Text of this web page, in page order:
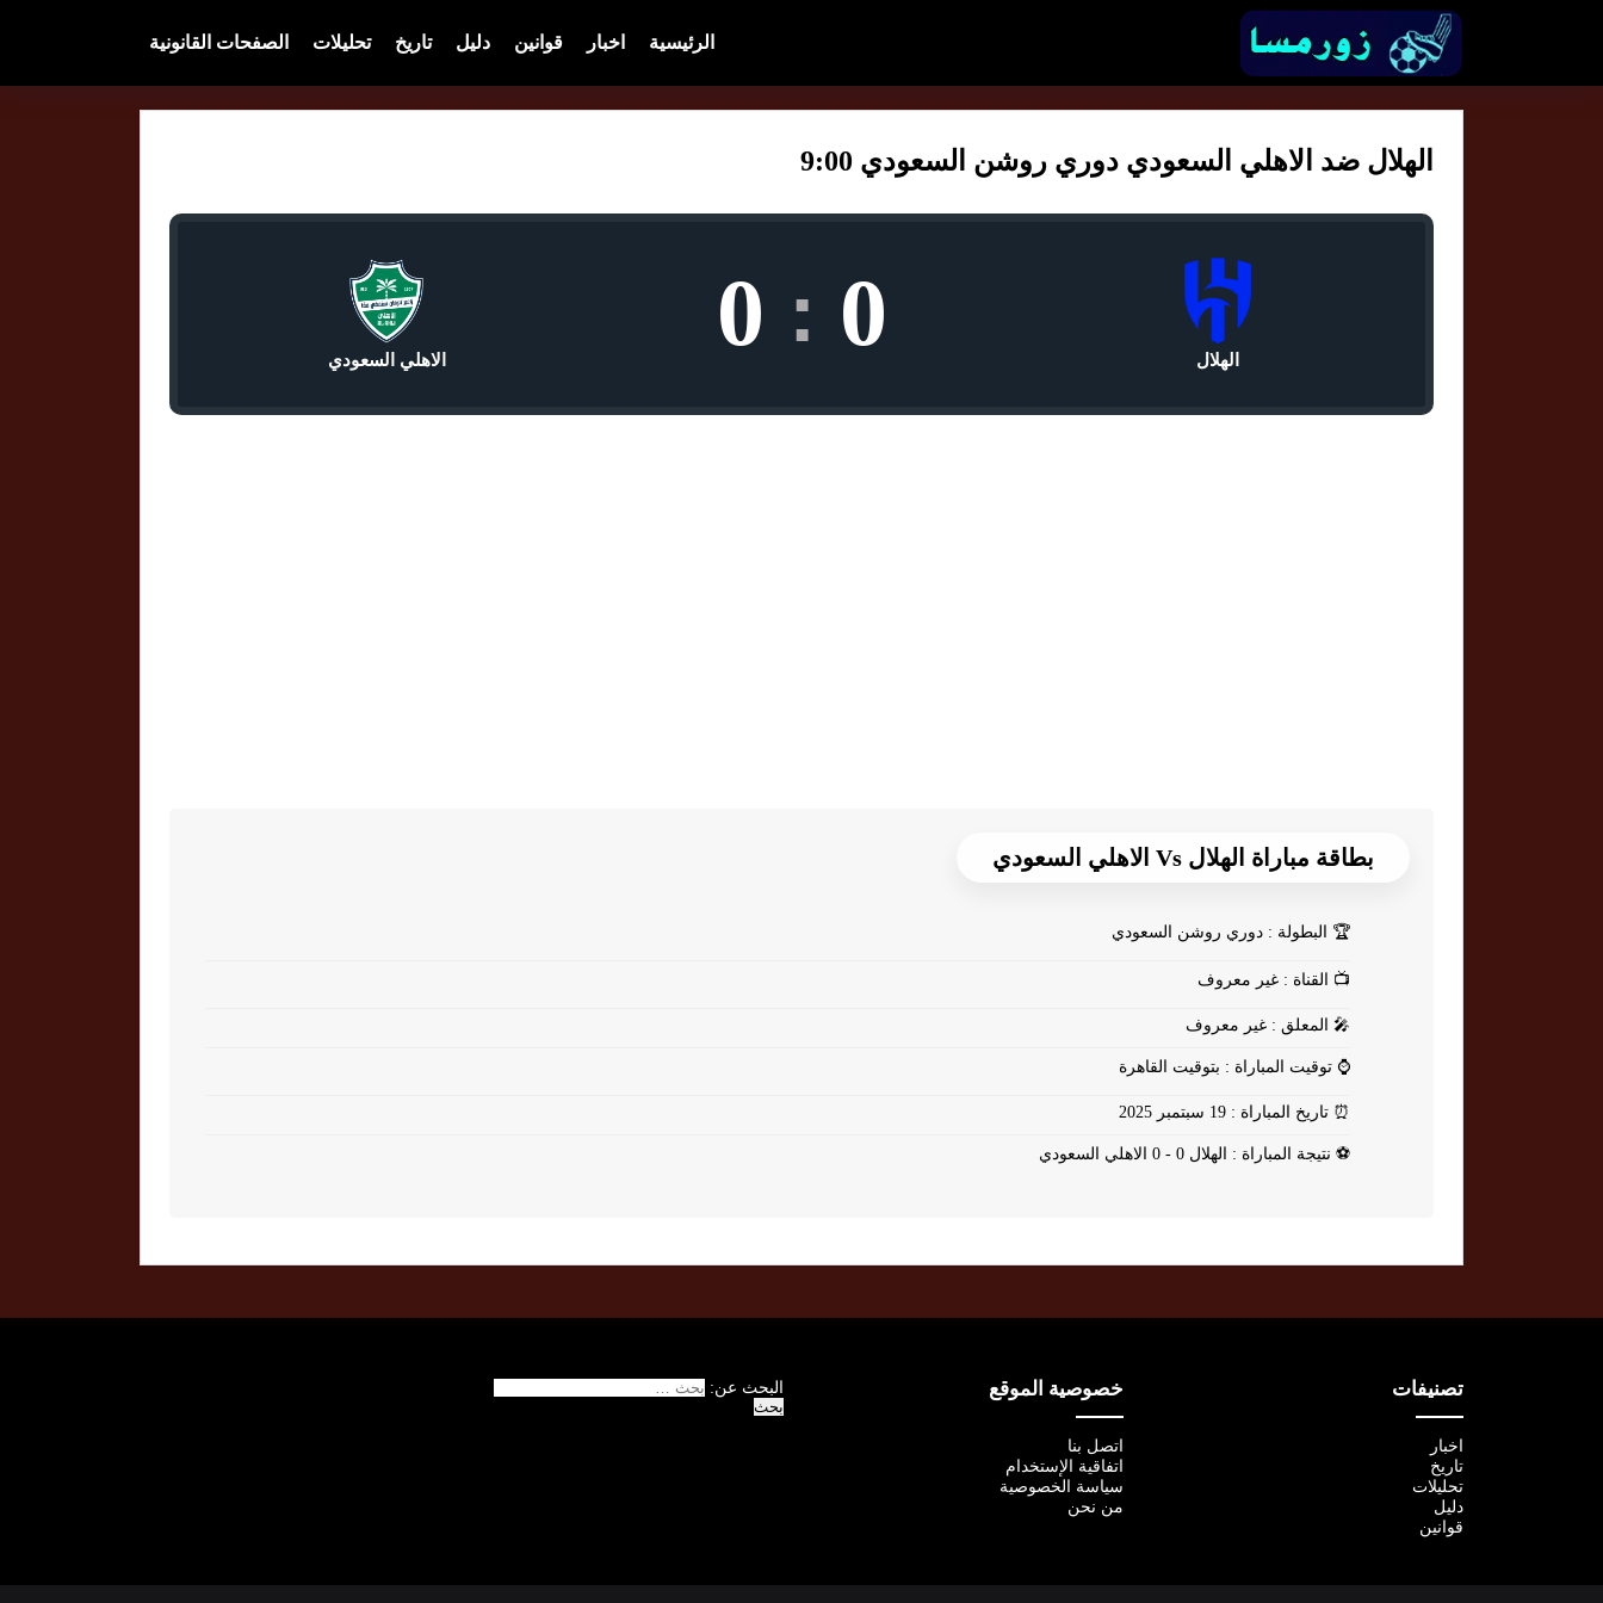
الرئيسية اخبار قوانين دليل تاريخ تحليلات الصفحات القانونية
الهلال ضد الاهلي السعودي دوري روشن السعودي 9:00
الهلال 0
:
0 الاهلي السعودي
بطاقة مباراة الهلال Vs الاهلي السعودي
🏆 البطولة : دوري روشن السعودي
📺 القناة : غير معروف
🎤 المعلق : غير معروف
⌚ توقيت المباراة : بتوقيت القاهرة
⏰ تاريخ المباراة : 19 سبتمبر 2025
⚽ نتيجة المباراة : الهلال 0 - 0 الاهلي السعودي
تصنيفات
اخبار
تاريخ
تحليلات
دليل
قوانين
خصوصية الموقع
اتصل بنا
اتفاقية الإستخدام
سياسة الخصوصية
من نحن
البحث عن: